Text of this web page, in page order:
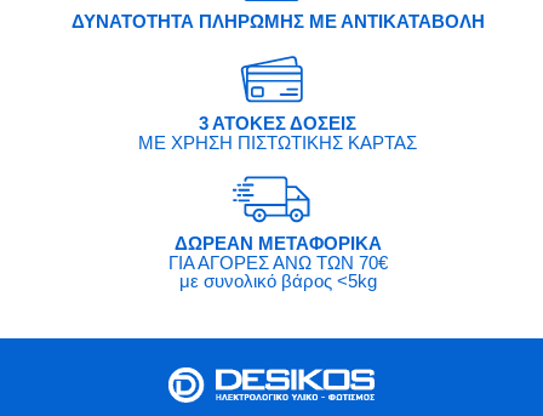
ΔΥΝΑΤΟΤΗΤΑ ΠΛΗΡΩΜΗΣ ΜΕ ΑΝΤΙΚΑΤΑΒΟΛΗ
3 ΑΤΟΚΕΣ ΔΟΣΕΙΣ
ΜΕ ΧΡΗΣΗ ΠΙΣΤΩΤΙΚΗΣ ΚΑΡΤΑΣ
ΔΩΡΕΑΝ ΜΕΤΑΦΟΡΙΚΑ
ΓΙΑ ΑΓΟΡΕΣ ΑΝΩ ΤΩΝ 70€
με συνολικό βάρος <5kg